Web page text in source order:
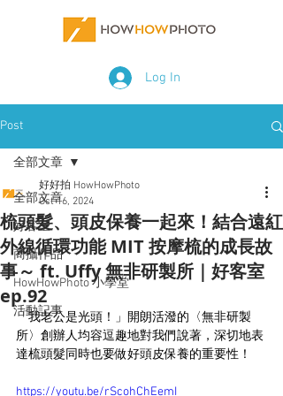
Log In
Post
全部文章
好客室
商攝作品
HowHowPhoto 小學堂
活動記事
全部文章
梳頭髮、頭皮保養一起來！結合遠紅
外線循環功能 MIT 按摩梳的成長故
事～ ft. Uffy 無非研製所｜好客室
ep.92
好好拍 HowHowPhoto
Oct 16, 2024
「我老公是光頭！」開朗活潑的〈無非研製
所〉創辦人均容逗趣地對我們說著，深切地表
達梳頭髮同時也要做好頭皮保養的重要性！
https://youtu.be/rScohChEemI